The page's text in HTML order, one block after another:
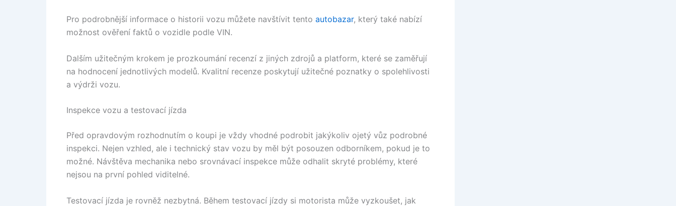
Pro podrobnější informace o historii vozu můžete navštívit tento autobazar, který také nabízí
možnost ověření faktů o vozidle podle VIN.
Dalším užitečným krokem je prozkoumání recenzí z jiných zdrojů a platform, které se zaměřují
na hodnocení jednotlivých modelů. Kvalitní recenze poskytují užitečné poznatky o spolehlivosti
a výdrži vozu.
Inspekce vozu a testovací jízda
Před opravdovým rozhodnutím o koupi je vždy vhodné podrobit jakýkoliv ojetý vůz podrobné
inspekci. Nejen vzhled, ale i technický stav vozu by měl být posouzen odborníkem, pokud je to
možné. Návštěva mechanika nebo srovnávací inspekce může odhalit skryté problémy, které
nejsou na první pohled viditelné.
Testovací jízda je rovněž nezbytná. Během testovací jízdy si motorista může vyzkoušet, jak